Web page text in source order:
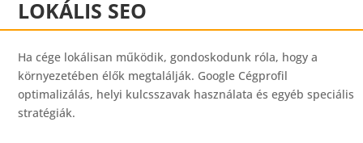
LOKÁLIS SEO
Ha cége lokálisan működik, gondoskodunk róla, hogy a
környezetében élők megtalálják. Google Cégprofil
optimalizálás, helyi kulcsszavak használata és egyéb speciális
stratégiák.